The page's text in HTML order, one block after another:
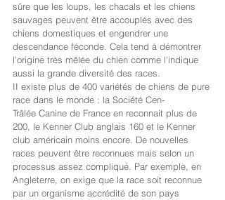
sûre que les loups, les chacals et les chiens
sauvages peuvent être accouplés avec des
chiens domestiques et engendrer une
descendance féconde. Cela tend à démontrer
l'origine très mêlée du chien comme l'indique
aussi la grande diversité des races.
II existe plus de 400 variétés de chiens de pure
race dans le monde : la Société Cen-
Trâlée Canine de France en reconnait plus de
200, le Kenner Club anglais 160 et le Kenner
club américain moins encore. De nouvelles
races peuvent être reconnues mais selon un
processus assez compliqué. Par exemple, en
Angleterre, on exige que la race soit reconnue
par un organisme accrédité de son pays